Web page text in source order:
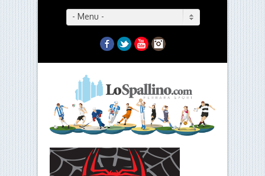
- Menu -
Facebook
TwitterYouTubeInstagram